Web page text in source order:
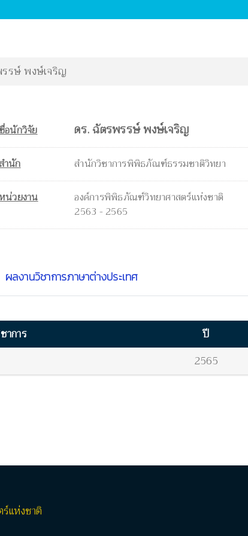
รษ์ พงษ์เจริญ
อนักวิจัย ดร. ฉัตรพรรษ์ พงษ์เจริญ
ำนัก
สำนักวิชาการพิพิธภัณฑ์ธรรมชาติวิทยา
น่วยงาน
องค์การพิพิธภัณฑ์วิทยาศาสตร์แห่งชาติ
2563 - 2565
ผลงานวิชาการภาษาต่างประเทศ
าการ
ปี
2565
แห่งชาติ